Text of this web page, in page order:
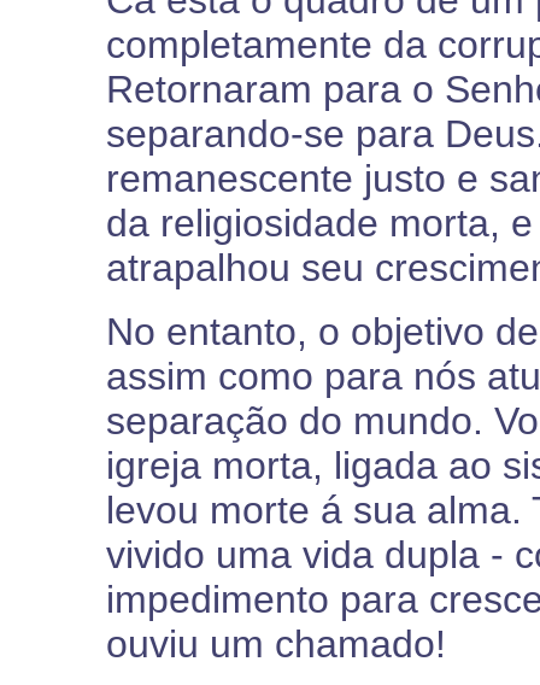
completamente da
Retornaram para o
separando-se para
remanescente justo e
da religiosidade morta,
atrapalhou seu
No entanto, o objetivo
assim como para nós
separação do mundo.
igreja morta, ligada ao
levou morte á sua alma.
vivido uma vida dupla -
impedimento para
ouviu um chamado!